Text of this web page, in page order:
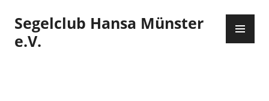
Inhalt
springen
Segelclub Hansa Münster
e.V.